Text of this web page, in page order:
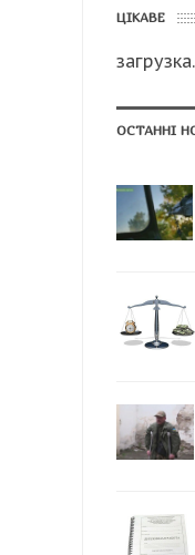
ЦІКАВЕ
ОСТАННІ